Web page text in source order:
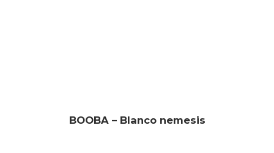
BOOBA – Blanco nemesis